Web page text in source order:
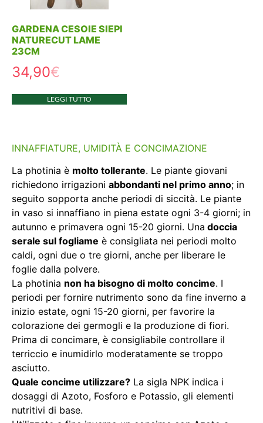
GARDENA CESOIE SIEPI
NATURECUT LAME
23CM
34,90€
LEGGI TUTTO
INNAFFIATURE, UMIDITÀ E CONCIMAZIONE
La photinia è molto tollerante. Le piante giovani
richiedono irrigazioni abbondanti nel primo anno; in
seguito sopporta anche periodi di siccità. Le piante
in vaso si innaffiano in piena estate ogni 3-4 giorni; in
autunno e primavera ogni 15-20 giorni. Una doccia
serale sul fogliame è consigliata nei periodi molto
caldi, ogni due o tre giorni, anche per liberare le
foglie dalla polvere.
La photinia non ha bisogno di molto concime. I
periodi per fornire nutrimento sono da fine inverno a
inizio estate, ogni 15-20 giorni, per favorire la
colorazione dei germogli e la produzione di fiori.
Prima di concimare, è consigliabile controllare il
terriccio e inumidirlo moderatamente se troppo
asciutto.
Quale concime utilizzare? La sigla NPK indica i
dosaggi di Azoto, Fosforo e Potassio, gli elementi
nutritivi di base.